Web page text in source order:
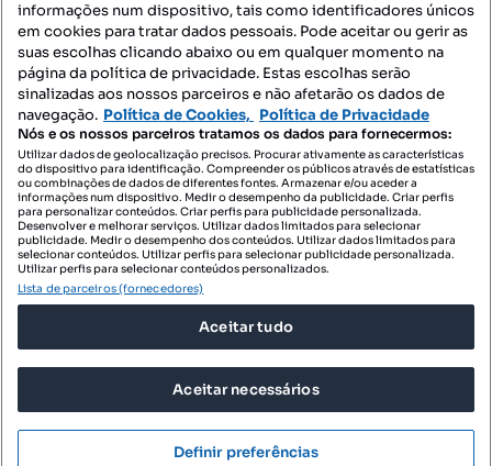
Mapa do Site
Contacte-nos
SIGA-NOS:
DESCARREGAR NA:
© 2026 Imovirtual.com, OLX Portugal, S.A.
TERMOS DE UTILIZAÇÃO
POLÍTICA DE PRIVACIDADE
informações num dispositivo, tais como identificadores únicos
em cookies para tratar dados pessoais. Pode aceitar ou gerir as
suas escolhas clicando abaixo ou em qualquer momento na
página da política de privacidade. Estas escolhas serão
sinalizadas aos nossos parceiros e não afetarão os dados de
navegação. Política de Cookies, Política de Privacidade
Nós e os nossos parceiros tratamos os dados para fornecermos:
Utilizar dados de geolocalização precisos. Procurar ativamente as características
do dispositivo para identificação. Compreender os públicos através de estatísticas
ou combinações de dados de diferentes fontes. Armazenar e/ou aceder a
informações num dispositivo. Medir o desempenho da publicidade. Criar perfis
para personalizar conteúdos. Criar perfis para publicidade personalizada.
Desenvolver e melhorar serviços. Utilizar dados limitados para selecionar
publicidade. Medir o desempenho dos conteúdos. Utilizar dados limitados para
selecionar conteúdos. Utilizar perfis para selecionar publicidade personalizada.
Utilizar perfis para selecionar conteúdos personalizados.
Lista de parceiros (fornecedores)
Aceitar tudo
Aceitar necessários
Definir preferências